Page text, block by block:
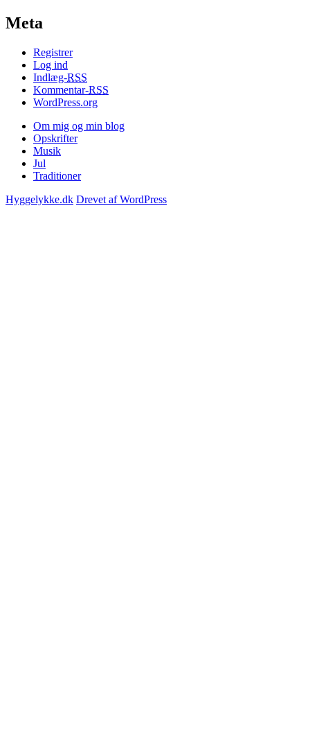
Meta
Registrer
Log ind
Indlæg-RSS
Kommentar-RSS
WordPress.org
Om mig og min blog
Opskrifter
Musik
Jul
Traditioner
Hyggelykke.dk Drevet af WordPress